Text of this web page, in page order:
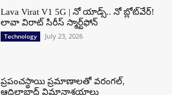
Lava Virat V1 5G | నో యాడ్స్.. నో బ్లోట్‌వేర్!
లావా విరాట్ సిరీస్ స్మార్ట్‌ఫోన్​
Technology July 23, 2026
ప్రపంచస్థాయి ప్రమాణాలతో వరంగల్,
ఆదిలాబాద్ విమానాశ్రయాలు